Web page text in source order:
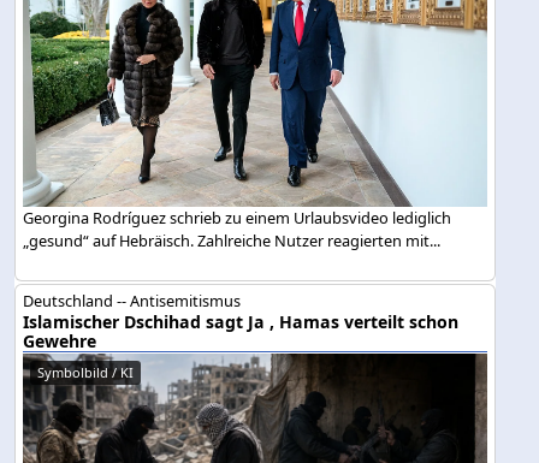
Georgina Rodríguez schrieb zu einem Urlaubsvideo lediglich
„gesund“ auf Hebräisch. Zahlreiche Nutzer reagierten mit...
Deutschland -- Antisemitismus
Islamischer Dschihad sagt Ja , Hamas verteilt schon
Gewehre
Symbolbild / KI